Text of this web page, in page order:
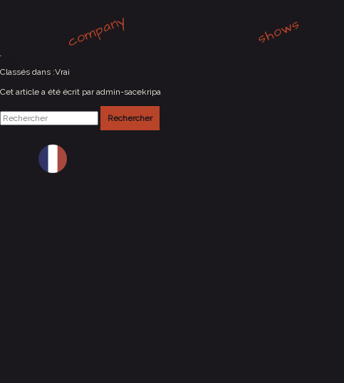
company shows
Villeneuve-lès-Avignons (30)
Classés dans :Vrai
Cet article a été écrit par admin-sacekripa
Rechercher